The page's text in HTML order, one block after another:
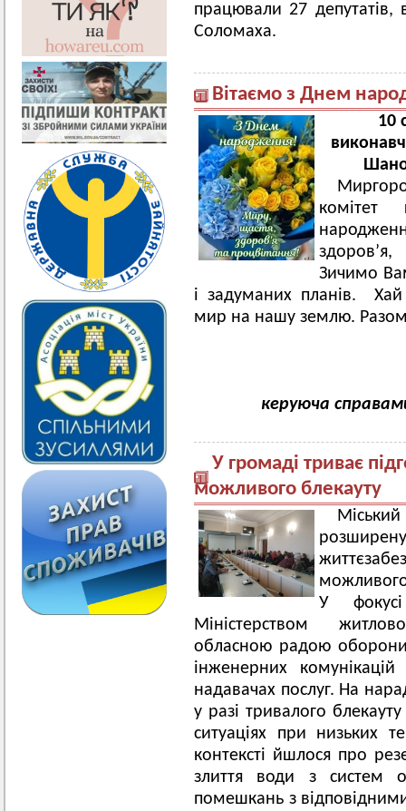
працювали 27 депутатів,
Соломаха.
Вітаємо з Днем
10
Зичимо
і задуманих планів.
мир на нашу землю.
керуюча
У громаді триває
можливого блекауту
можливого
У
Міністерством
обласною радою оборони
інженерних
надавачах послуг. На
у разі тривалого
ситуаціях при низьких
контексті йшлося про
злиття води з систем
помешкань з